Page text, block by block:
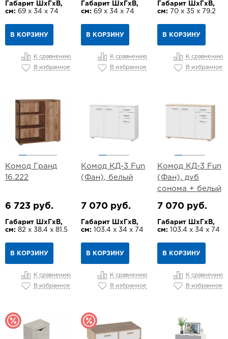
Габарит ШхГхВ,
см: 69 х 34 х 74
В КОРЗИНУ
К сравнению
В избранное
Габарит ШхГхВ,
см: 69 х 34 х 74
В КОРЗИНУ
К сравнению
В избранное
Габарит ШхГхВ,
см: 70 х 35 х 79.2
В КОРЗИНУ
К сравнению
В избранное
Комод Гранд
16.222
6 723 руб.
Габарит ШхГхВ,
см: 82 х 38.4 х 81.5
В КОРЗИНУ
К сравнению
В избранное
Комод КД-3 Fun
(Фан), белый
7 070 руб.
Габарит ШхГхВ,
см:
103.4 х 34 х 74
В КОРЗИНУ
К сравнению
В избранное
Комод КД-3 Fun
(Фан), дуб
сонома + белый
7 070 руб.
Габарит ШхГхВ,
см: 103.4 х 34 х 74
В КОРЗИНУ
К сравнению
В избранное